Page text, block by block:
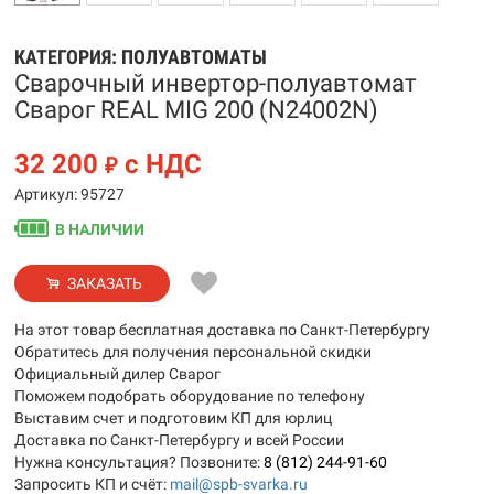
КАТЕГОРИЯ: ПОЛУАВТОМАТЫ
Сварочный инвертор-полуавтомат
Сварог REAL MIG 200 (N24002N)
32 200 ₽ с НДС
Артикул: 95727
В НАЛИЧИИ
ЗАКАЗАТЬ
На этот товар бесплатная доставка по Санкт-Петербургу
Обратитесь для получения персональной скидки
Официальный дилер Сварог
Поможем подобрать оборудование по телефону
Выставим счет и подготовим КП для юрлиц
Доставка по Санкт-Петербургу и всей России
Нужна консультация? Позвоните:8 (812) 244-91-60
Запросить КП и счёт: mail@spb-svarka.ru